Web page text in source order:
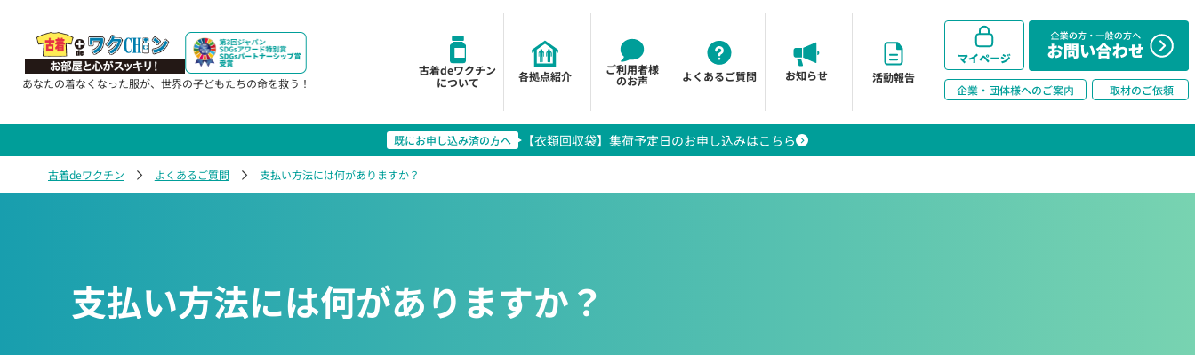
あなたの着なくなった服が、世界の子どもたちの命を救う！
古着deワクチン
について
各拠点紹介 ご利用者様
のお声 よくあるご質問 お知らせ 活動報告
【衣類回収袋】集荷予定日のお申し込みはこちら
古着deワクチン よくあるご質問 支払い方法には何がありますか？
支払い方法には何がありますか？